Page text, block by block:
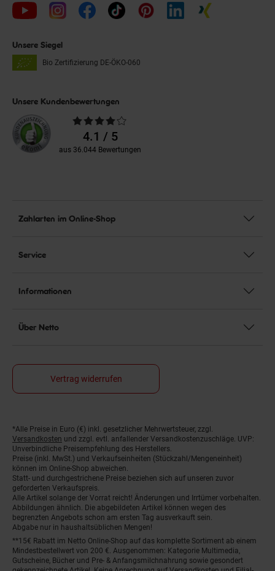
Unsere Siegel
Bio Zertifizierung DE-ÖKO-060
Unsere Kundenbewertungen
Durchschnittliche
Bewertungen4.1 / 5
aus 36.044 Bewertungen
Zahlarten im Online-Shop
Service
Informationen
Über Netto
Vertrag widerrufen
Fußnoten
*Alle Preise in Euro (€) inkl. gesetzlicher Mehrwertsteuer, zzgl.
Versandkosten und zzgl. evtl. anfallender Versandkostenzuschläge. UVP:
Unverbindliche Preisempfehlung des Herstellers.
Preise (inkl. MwSt.) und Verkaufseinheiten (Stückzahl/Mengeneinheit)
können im Online-Shop abweichen.
Statt- und durchgestrichene Preise beziehen sich auf unseren zuvor
geforderten Verkaufspreis.
Alle Artikel solange der Vorrat reicht! Änderungen und Irrtümer vorbehalten.
Abbildungen ähnlich. Die abgebildeten Artikel können wegen des
begrenzten Angebots schon am ersten Tag ausverkauft sein.
Abgabe nur in haushaltsüblichen Mengen!
**15€ Rabatt im Netto Online-Shop auf das komplette Sortiment ab einem
Mindestbestellwert von 200 €. Ausgenommen: Kategorie Multimedia,
Gutscheine, Bücher und Pre- & Anfangsmilchnahrung sowie gesondert